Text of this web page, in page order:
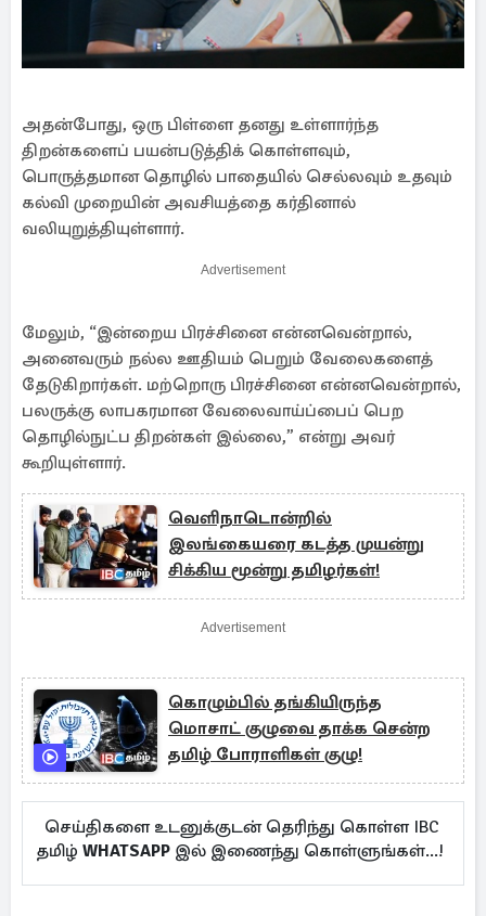
அதன்போது, ஒரு பிள்ளை தனது உள்ளார்ந்த
திறன்களைப் பயன்படுத்திக் கொள்ளவும்,
பொருத்தமான தொழில் பாதையில் செல்லவும் உதவும்
கல்வி முறையின் அவசியத்தை கர்தினால்
வலியுறுத்தியுள்ளார்.
Advertisement
மேலும், “இன்றைய பிரச்சினை என்னவென்றால்,
அனைவரும் நல்ல ஊதியம் பெறும் வேலைகளைத்
தேடுகிறார்கள். மற்றொரு பிரச்சினை என்னவென்றால்,
பலருக்கு லாபகரமான வேலைவாய்ப்பைப் பெற
தொழில்நுட்ப திறன்கள் இல்லை,” என்று அவர்
கூறியுள்ளார்.
வெளிநாடொன்றில்
இலங்கையரை கடத்த முயன்று
சிக்கிய மூன்று தமிழர்கள்!
Advertisement
கொழும்பில் தங்கியிருந்த
மொசாட் குழுவை தாக்க சென்ற
தமிழ் போராளிகள் குழு!
செய்திகளை உடனுக்குடன் தெரிந்து கொள்ள IBC
தமிழ் WHATSAPP இல் இணைந்து கொள்ளுங்கள்...!